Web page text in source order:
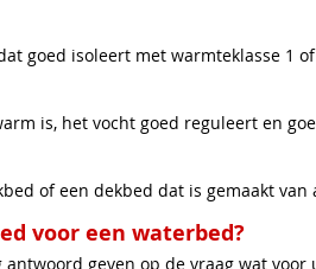
goed isoleert met warmteklasse 1
is, het vocht goed reguleert en
of een dekbed dat is gemaakt
voor een waterbed?
geven op de vraag wat